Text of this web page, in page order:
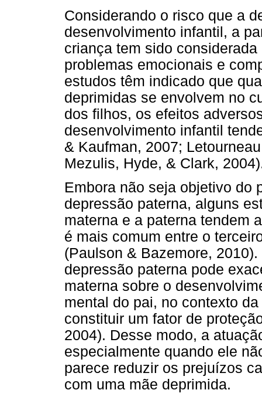
Considerando o risco que a
desenvolvimento infantil, a
criança tem sido
problemas emocionais e
estudos têm indicado que
deprimidas se envolvem no
dos filhos, os efeitos
desenvolvimento infantil
& Kaufman, 2007;
Mezulis, Hyde, & Clark,
Embora não seja objetivo do
depressão paterna, alguns
materna e a paterna tendem
é mais comum entre o
(Paulson & Bazemore,
depressão paterna pode
materna sobre o
mental do pai, no contexto
constituir um fator de
2004). Desse modo, a
especialmente quando ele
parece reduzir os prejuízos
com uma mãe deprimida.